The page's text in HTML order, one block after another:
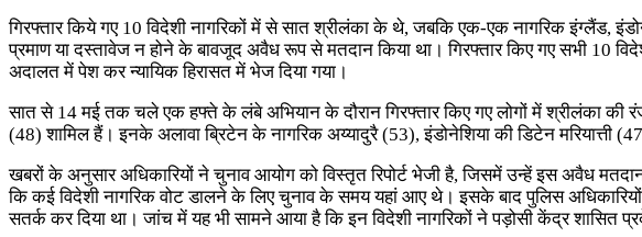
गिरफ्तार किये गए 10 विदेशी नागरिकों में से सात श्रीलंका के थे, जबकि एक-एक नागरिक इंग्लैंड,
प्रमाण या दस्तावेज न होने के बावजूद अवैध रूप से मतदान किया था। गिरफ्तार किए गए सभी 10
अदालत में पेश कर न्यायिक हिरासत में भेज दिया गया।
सात से 14 मई तक चले एक हफ्ते के लंबे अभियान के दौरान गिरफ्तार किए गए लोगों में श्रीलंका की
(48) शामिल हैं। इनके अलावा ब्रिटेन के नागरिक अय्यादुरै (53), इंडोनेशिया की डिटेन
खबरों के अनुसार अधिकारियों ने चुनाव आयोग को विस्तृत रिपोर्ट भेजी है, जिसमें उन्हें इस अवैध
कि कई विदेशी नागरिक वोट डालने के लिए चुनाव के समय यहां आए थे। इसके बाद पुलिस
सतर्क कर दिया था। जांच में यह भी सामने आया है कि इन विदेशी नागरिकों ने पड़ोसी केंद्र